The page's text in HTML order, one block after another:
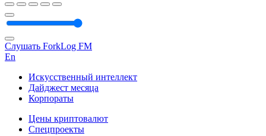
Слушать ForkLog FM
En
Искусственный интеллект
Дайджест месяца
Корпораты
Цены криптовалют
Спецпроекты